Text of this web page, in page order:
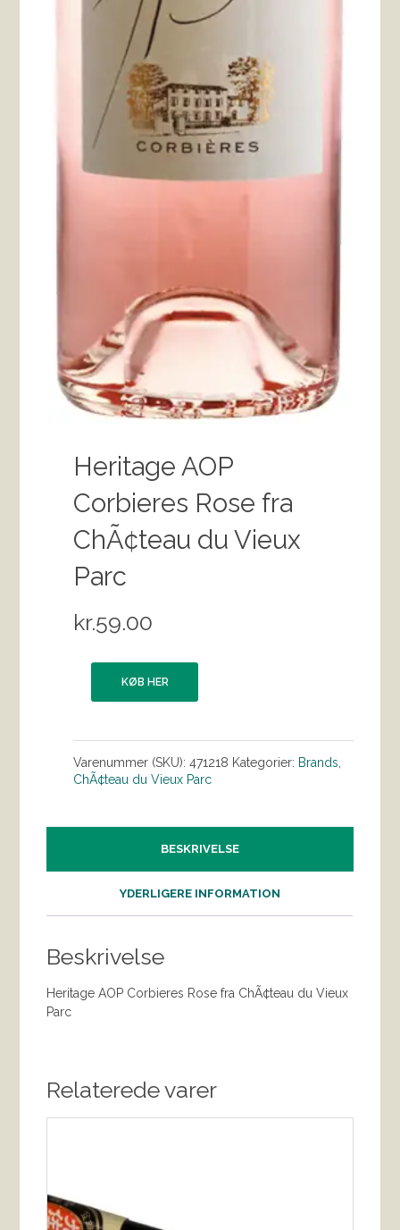
Heritage AOP
Corbieres Rose fra
ChÃ¢teau du Vieux
Parc
kr.59.00
KØB HER
Varenummer (SKU):471218 Kategorier: Brands
ChÃ¢teau du Vieux Parc
BESKRIVELSE
YDERLIGERE INFORMATION
Beskrivelse
Heritage AOP Corbieres Rose fra ChÃ¢teau du Vieux
Parc
Relaterede varer